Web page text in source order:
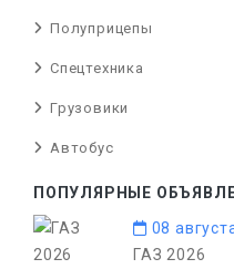
Полуприцепы
Спецтехника
Грузовики
Автобус
ПОПУЛЯРНЫЕ
08
ГАЗ 2026